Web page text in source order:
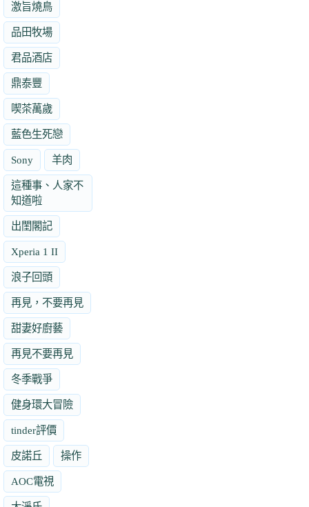
激旨燒鳥
品田牧場
君品酒店
鼎泰豐
喫茶萬歲
藍色生死戀
Sony 羊肉
這種事、人家不
知道啦
出閨閣記
Xperia 1 II
浪子回頭
再見，不要再見
甜妻好廚藝
再見不要再見
冬季戰爭
健身環大冒險
tinder評價
皮諾丘 操作
AOC電視